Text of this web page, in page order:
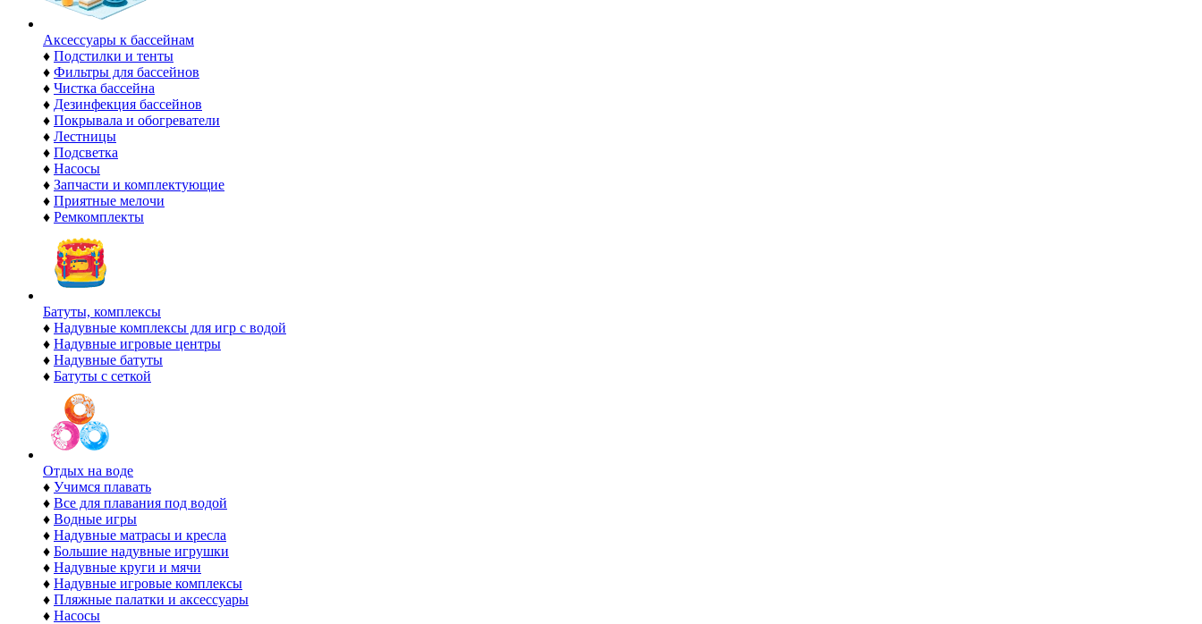
Аксессуары к бассейнам
♦ Подстилки и тенты
♦ Фильтры для бассейнов
♦ Чистка бассейна
♦ Дезинфекция бассейнов
♦ Покрывала и обогреватели
♦ Лестницы
♦ Подсветка
♦ Насосы
♦ Запчасти и комплектующие
♦ Приятные мелочи
♦ Ремкомплекты
Батуты, комплексы
♦ Надувные комплексы для игр с водой
♦ Надувные игровые центры
♦ Надувные батуты
♦ Батуты с сеткой
Отдых на воде
♦ Учимся плавать
♦ Все для плавания под водой
♦ Водные игры
♦ Надувные матрасы и кресла
♦ Большие надувные игрушки
♦ Надувные круги и мячи
♦ Надувные игровые комплексы
♦ Пляжные палатки и аксессуары
♦ Насосы